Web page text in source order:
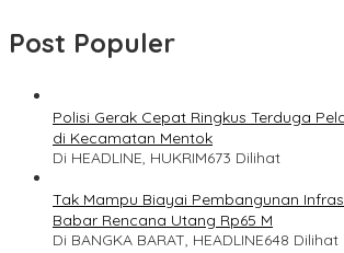
Post Populer
Polisi Gerak Cepat Ringkus Terduga
di Kecamatan Mentok
Di HEADLINE, HUKRIM673 Dilihat
Tak Mampu Biayai Pembangunan
Babar Rencana Utang Rp65 M
Di BANGKA BARAT, HEADLINE648 Dilihat